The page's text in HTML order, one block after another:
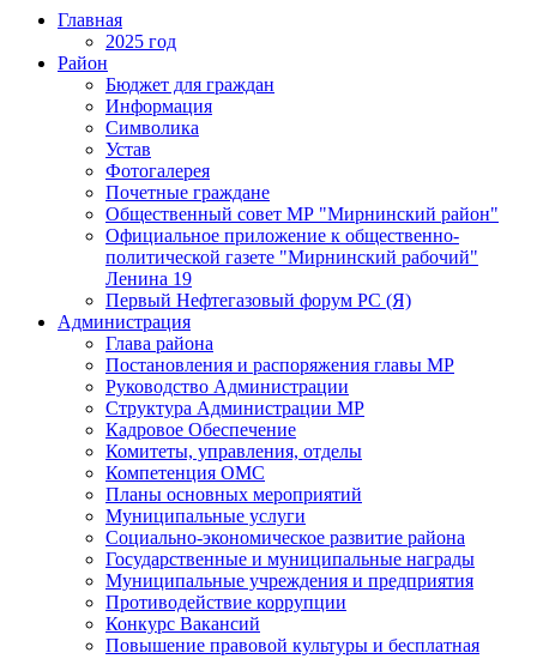
Главная
2025 год
Район
Бюджет для граждан
Информация
Символика
Устав
Фотогалерея
Почетные граждане
Общественный совет МР "Мирнинский район"
Официальное приложение к общественно-
политической газете "Мирнинский рабочий"
Ленина 19
Первый Нефтегазовый форум РС (Я)
Администрация
Глава района
Постановления и распоряжения главы МР
Руководство Администрации
Структура Администрации МР
Кадровое Обеспечение
Комитеты, управления, отделы
Компетенция ОМС
Планы основных мероприятий
Муниципальные услуги
Социально-экономическое развитие района
Государственные и муниципальные награды
Муниципальные учреждения и предприятия
Противодействие коррупции
Конкурс Вакансий
Повышение правовой культуры и бесплатная